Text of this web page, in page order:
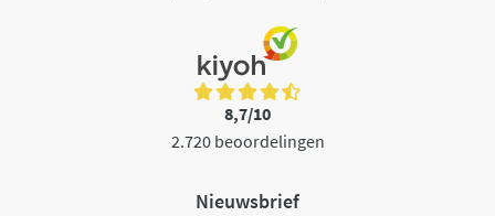
8,7/10
2.720 beoordelingen
Nieuwsbrief